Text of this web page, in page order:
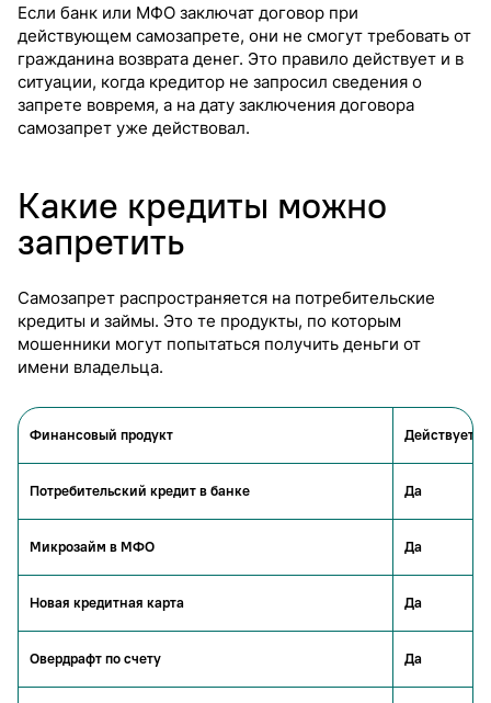
Если банк или МФО заключат договор при
действующем самозапрете, они не смогут требовать от
гражданина возврата денег. Это правило действует и в
ситуации, когда кредитор не запросил сведения о
запрете вовремя, а на дату заключения договора
самозапрет уже действовал.
Какие кредиты можно
запретить
Самозапрет распространяется на потребительские
кредиты и займы. Это те продукты, по которым
мошенники могут попытаться получить деньги от
имени владельца.
Финансовый продукт Действует
Потребительский кредит в банке Да
Микрозайм в МФО Да
Новая кредитная карта Да
Овердрафт по счету Да